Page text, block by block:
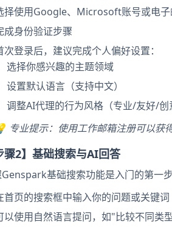
择使用Google、Microsoft账号或电子
成身份验证步骤
次登录后，建议完成个人偏好设置：
选择你感兴趣的主题领域
设置默认语言（支持中文）
调整AI代理的行为风格（专业/友好/创
专业提示：使用工作邮箱注册可以获
骤2】基础搜索与AI回答
基础搜索功能是入门的第一步
首页的搜索框中输入你的问题或关键词
以使用自然语言提问，如"比较不同类